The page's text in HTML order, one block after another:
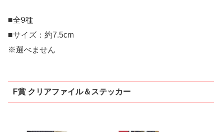
■全9種
■サイズ：約7.5cm
※選べません
F賞 クリアファイル＆ステッカー